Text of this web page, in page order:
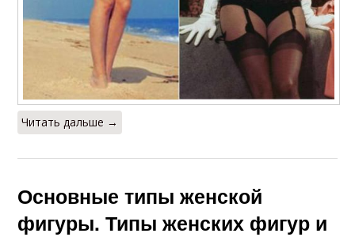
Читать дальше →
Основные типы женской
фигуры. Типы женских фигур и